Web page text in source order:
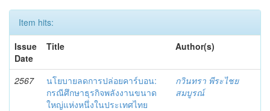
Item hits:
Issue
Date
Title Author(s)
2567
นโยบายลดการปล่อยคาร์บอน:
กรณีศึกษาธุรกิจพลังงานขนาด
ใหญ่แห่งหนึ่งในประเทศไทย
กวินทรา พีระไชย
สมบูรณ์